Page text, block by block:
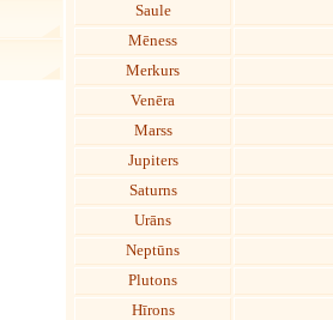
Saule
Mēness
Merkurs
Venēra
Marss
Jupiters
Saturns
Urāns
Neptūns
Plutons
Hīrons